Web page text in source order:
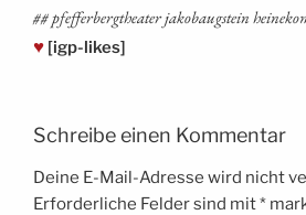
## pfef­fer­berg­thea­ter jako­baug­stein
♥ [igp-likes]
Schreibe einen Kommentar
Deine E-Mail-Adresse wird nicht
Erforderliche Felder sind mit*